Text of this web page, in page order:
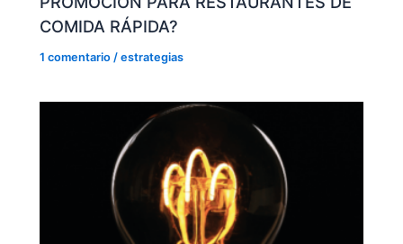
COMIDA RÁPIDA?
1 comentario /estrategias